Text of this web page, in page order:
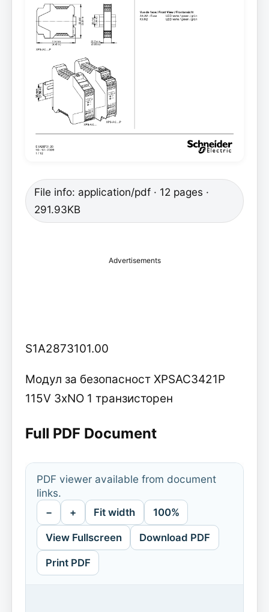
File info: application/pdf · 12 pages ·
291.93KB
Advertisements
S1A2873101.00
Модул за безопасност XPSAC3421P
115V 3xNO 1 транзисторен
Full PDF Document
PDF viewer available from document
links.
− + Fit width 100%
View Fullscreen Download PDF
Print PDF